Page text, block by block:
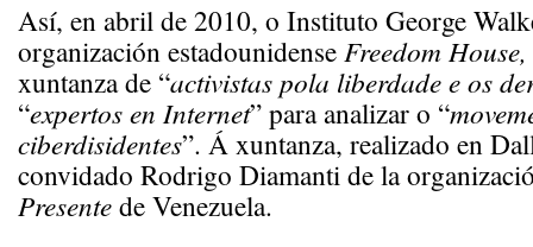
Así, en abril de 2010, o Instituto George
organización estadounidense Freedom House,
xuntanza de “activistas pola liberdade e os
“expertos en Internet” para analizar o “
ciberdisidentes”. Á xuntanza, realizado en
convidado Rodrigo Diamanti de la
Presentede Venezuela.